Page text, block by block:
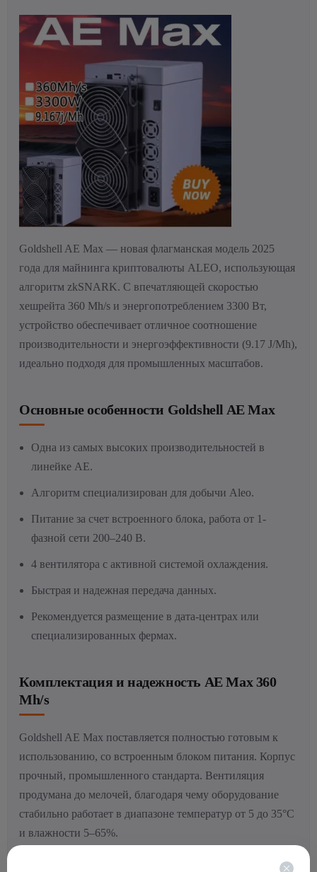
Goldshell AE Max — новая флагманская модель 2025
года для майнинга криптовалюты ALEO, использующая
алгоритм zkSNARK. С впечатляющей скоростью
хешрейта 360 Mh/s и энергопотреблением 3300 Вт,
устройство обеспечивает отличное соотношение
производительности и энергоэффективности (9.17 J/Mh),
идеально подходя для промышленных масштабов.
Основные особенности Goldshell AE Max
Одна из самых высоких производительностей в
линейке AE.
Алгоритм специализирован для добычи Aleo.
Питание за счет встроенного блока, работа от 1-
фазной сети 200–240 В.
4 вентилятора с активной системой охлаждения.
Быстрая и надежная передача данных.
Рекомендуется размещение в дата-центрах или
специализированных фермах.
Комплектация и надежность AE Max 360
Mh/s
Goldshell AE Max поставляется полностью готовым к
использованию, со встроенным блоком питания. Корпус
прочный, промышленного стандарта. Вентиляция
продумана до мелочей, благодаря чему оборудование
стабильно работает в диапазоне температур от 5 до 35°C
и влажности 5–65%.